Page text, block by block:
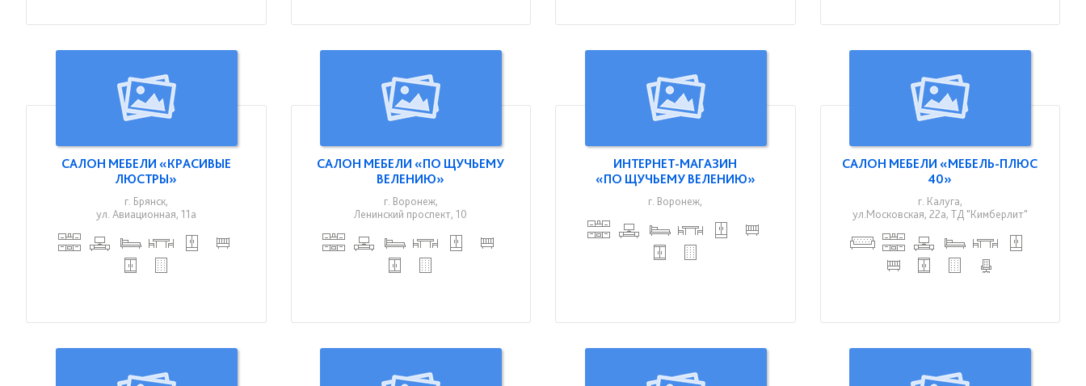
САЛОН МЕБЕЛИ «КРАСИВЫЕ
ЛЮСТРЫ»
г. Брянск,
ул. Авиационная, 11а
САЛОН МЕБЕЛИ «ПО ЩУЧЬЕМУ
ВЕЛЕНИЮ»
г. Воронеж,
Ленинский проспект, 10
ИНТЕРНЕТ-МАГАЗИН
«ПО ЩУЧЬЕМУ ВЕЛЕНИЮ»
г. Воронеж,
САЛОН МЕБЕЛИ «МЕБЕЛЬ-ПЛЮС
40»
г. Калуга,
ул.Московская, 22а, ТД "Кимберлит"